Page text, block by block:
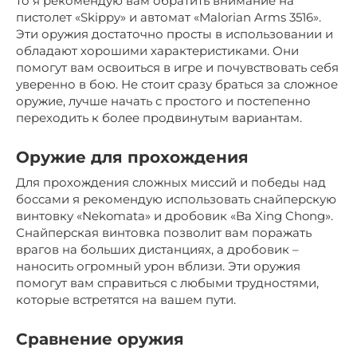
пистолет «Skippy» и автомат «Malorian Arms 3516».
Эти оружия достаточно просты в использовании и
обладают хорошими характеристиками. Они
помогут вам освоиться в игре и почувствовать себя
уверенно в бою. Не стоит сразу браться за сложное
оружие, лучше начать с простого и постепенно
переходить к более продвинутым вариантам.
Оружие для прохождения
Для прохождения сложных миссий и победы над
боссами я рекомендую использовать снайперскую
винтовку «Nekomata» и дробовик «Ba Xing Chong».
Снайперская винтовка позволит вам поражать
врагов на больших дистанциях, а дробовик –
наносить огромный урон вблизи. Эти оружия
помогут вам справиться с любыми трудностями,
которые встретятся на вашем пути.
Сравнение оружия